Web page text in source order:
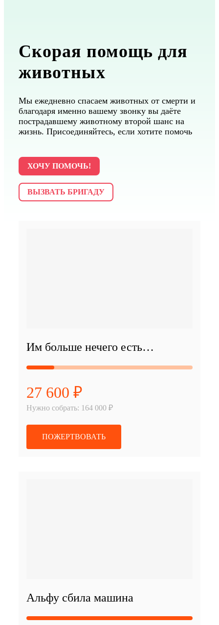
Скорая помощь для
животных
Мы ежедневно спасаем животных от смерти и
благодаря именно вашему звонку вы даёте
пострадавшему животному второй шанс на
жизнь. Присоединяйтесь, если хотите помочь
ХОЧУ ПОМОЧЬ!
ВЫЗВАТЬ БРИГАДУ
Им больше нечего есть…
27 600 ₽
Нужно собрать: 164 000 ₽
ПОЖЕРТВОВАТЬ
Альфу сбила машина